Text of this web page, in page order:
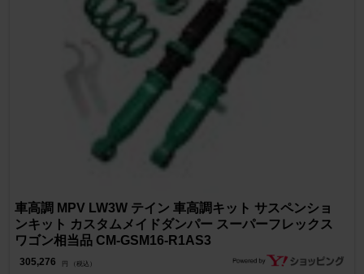
車高調 MPV LW3W テイン 車高調キット サスペンショ
ンキット カスタムメイドダンパー スーパーフレックス
ワゴン相当品 CM-GSM16-R1AS3
305,276 円 （税込）